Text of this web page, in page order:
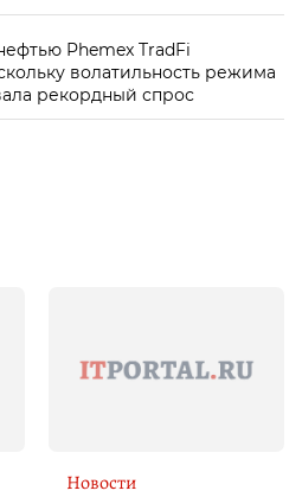
Phemex TradFi
волатильность режима
рекордный спрос
Новости